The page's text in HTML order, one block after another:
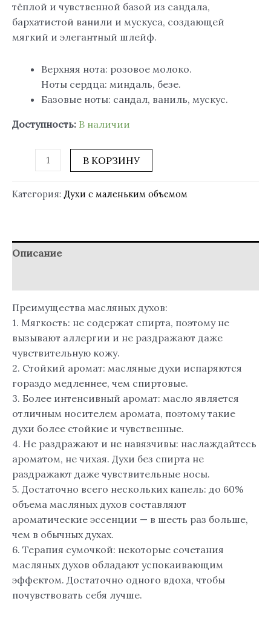
тёплой и чувственной базой из сандала,
бархатистой ванили и мускуса, создающей
мягкий и элегантный шлейф.
Верхняя нота: розовое молоко.
Ноты сердца: миндаль, безе.
Базовые ноты: сандал, ваниль, мускус.
Доступность: В наличии
В КОРЗИНУ
Категория: Духи с маленьким объемом
Описание
Преимущества масляных духов:
1. Мягкость: не содержат спирта, поэтому не
вызывают аллергии и не раздражают даже
чувствительную кожу.
2. Стойкий аромат: масляные духи испаряются
гораздо медленнее, чем спиртовые.
3. Более интенсивный аромат: масло является
отличным носителем аромата, поэтому такие
духи более стойкие и чувственные.
4. Не раздражают и не навязчивы: наслаждайтесь
ароматом, не чихая. Духи без спирта не
раздражают даже чувствительные носы.
5. Достаточно всего нескольких капель: до 60%
объема масляных духов составляют
ароматические эссенции — в шесть раз больше,
чем в обычных духах.
6. Терапия сумочкой: некоторые сочетания
масляных духов обладают успокаивающим
эффектом. Достаточно одного вдоха, чтобы
почувствовать себя лучше.